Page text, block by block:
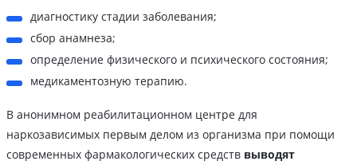
диагностику стадии заболевания;
сбор анамнеза;
определение физического и психического состояния;
медикаментозную терапию.
В анонимном реабилитационном центре для
наркозависимых первым делом из организма при помощи
современных фармакологических средств выводят